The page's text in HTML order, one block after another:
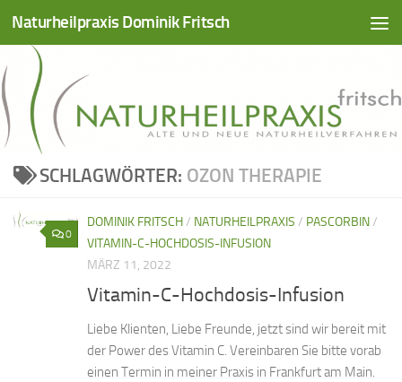
Zum Inhalt springen
Naturheilpraxis Dominik Fritsch
SCHLAGWÖRTER: OZON THERAPIE
0
DOMINIK FRITSCH/ NATURHEILPRAXIS / PASCORBIN/
VITAMIN-C-HOCHDOSIS-INFUSION
MÄRZ 11, 2022
Vitamin-C-Hochdosis-Infusion
Liebe Klienten, Liebe Freunde, jetzt sind wir bereit mit
der Power des Vitamin C. Vereinbaren Sie bitte vorab
einen Termin in meiner Praxis in Frankfurt am Main.